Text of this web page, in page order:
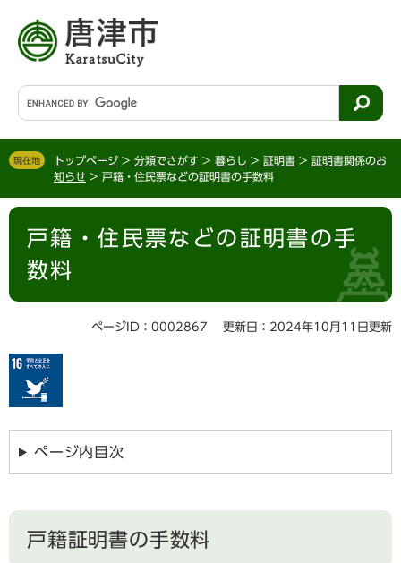
す
。
し
て
文
へ
G
o
g
l
カ
タ
ム
検
索
現在地 トップページ > 分類でさがす > 暮らし > 証明書 > 証明書関係のお
知らせ > 戸籍・住民票などの証明書の手数料
本
戸籍・住民票などの証明書の手
数料
ページID：0002867 更新日：2024年10月11日更新
ページ内目次
戸籍証明書の手数料